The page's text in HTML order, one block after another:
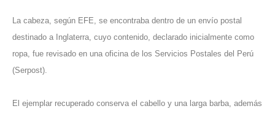
La cabeza, según EFE, se encontraba dentro de un envío postal
destinado a Inglaterra, cuyo contenido, declarado inicialmente como
ropa, fue revisado en una oficina de los Servicios Postales del Perú
(Serpost).
El ejemplar recuperado conserva el cabello y una larga barba, además